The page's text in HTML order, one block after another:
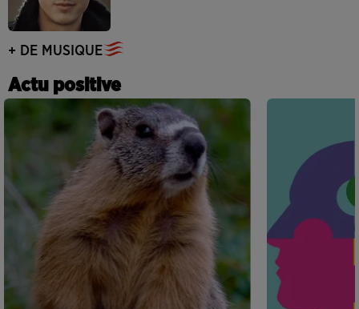
+ DE MUSIQUE
Actu positive